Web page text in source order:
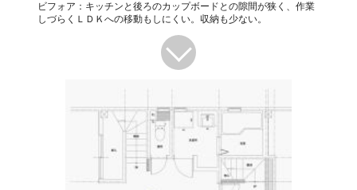
ビフォア：キッチンと後ろのカップボードとの隙間が狭く、作業
しづらくＬＤＫへの移動もしにくい。収納も少ない。